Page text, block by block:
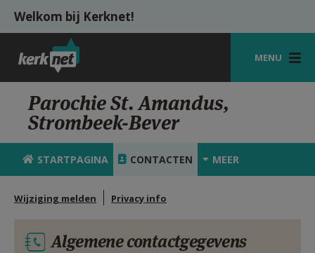
Overslaan en naar de inhoud gaan
Welkom bij Kerknet!
MENU
STARTPAGINA
KERK
VIERINGEN
HULP
Parochie St. Amandus,
Strombeek-Bever
STARTPAGINA CONTACTEN MEER
Wijziging melden Privacy info
Algemene contactgegevens